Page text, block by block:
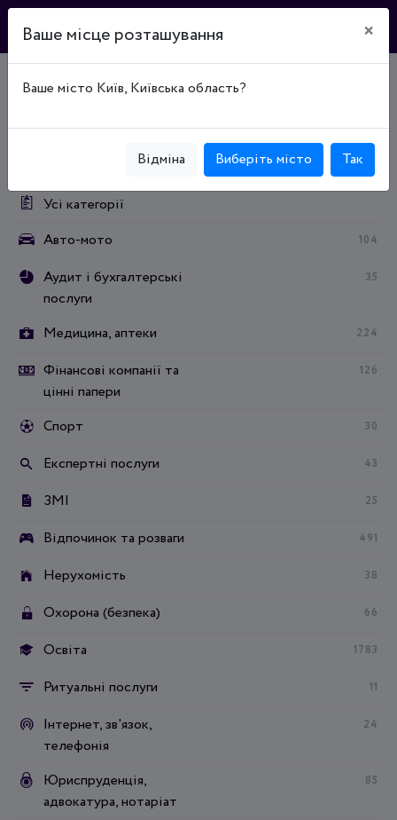
Каталог підприємств
Усі категорії
Авто-мото
104
Аудит і бухгалтерські
послуги
35
Медицина, аптеки 224
Фінансові компанії та
цінні папери
126
Спорт 30
Експертні послуги 43
ЗМІ 25
Відпочинок та розваги 491
Нерухомість 38
Охорона (безпека) 66
Освіта 1783
Ритуальні послуги 11
Інтернет, зв'язок,
телефонія
24
Юриспруденція,
адвокатура, нотаріат
85
Ваше місце розташування ×
Ваше місто Київ, Київська область?
Відміна Виберіть місто Так